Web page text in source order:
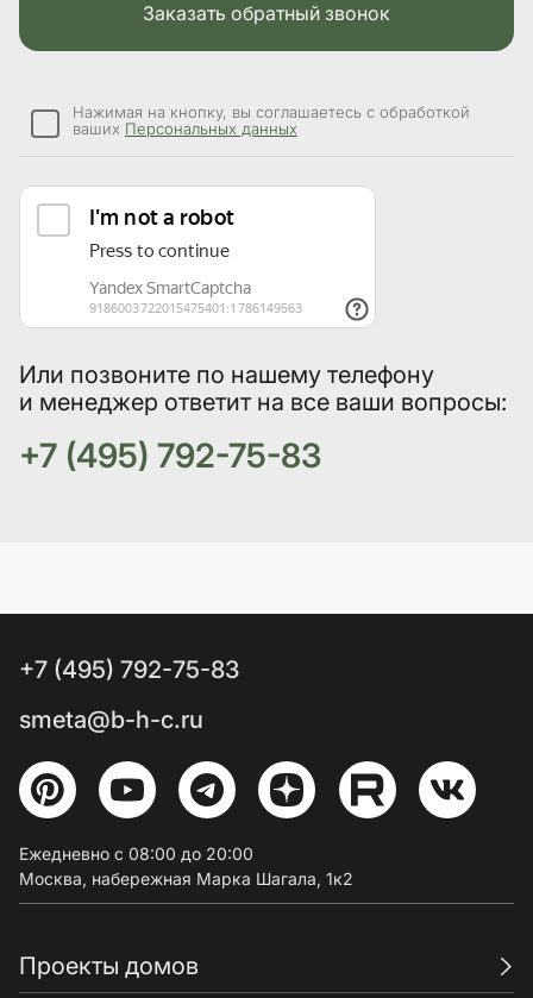
Или позвоните по нашему телефону
и менеджер ответит на все ваши вопросы:
+7 (495) 792-75-83
Заказать обратный звонок
Нажимая на кнопку, вы соглашаетесь с обработкой
ваших Персональных данных
Проекты домов
+7 (495) 792-75-83
smeta@b-h-c.ru
Ежедневно с 08:00 до 20:00
Москва, набережная Марка Шагала, 1к2